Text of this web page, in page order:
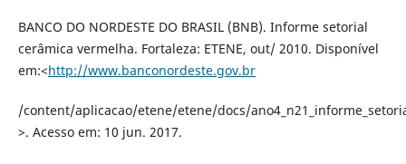
BANCO DO NORDESTE DO BRASIL (BNB). Informe setorial
cerâmica vermelha. Fortaleza: ETENE, out/ 2010. Disponível
em:<http://www.banconordeste.gov.br
/content/aplicacao/etene/etene/docs/
>. Acesso em: 10 jun. 2017.